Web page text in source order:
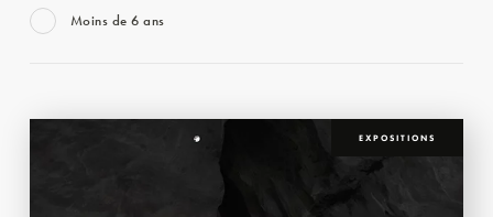
Moins de 6 ans
EXPOSITIONS